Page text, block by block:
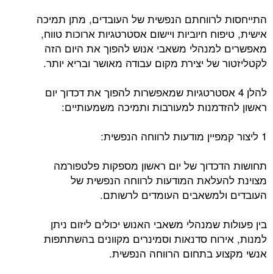
התייחסות לרווחתם הנפשית של העובדים, מתן תמיכה
אישית, טיפוח חיוביות ויישום אסטרטגיות ארוכות טווח,
מאפשרים למנהלי משאבי אנוש להפוך את היום הזה
לקטליזטור של יצירת מקום עבודה מאושר ובריא יותר.
להלן 4 אסטרטגיות שמאפשרות להפוך את דכדוך יום
ראשון להזדמנות למעורבות ותמיכה משמעותיים:
1 ליצור קמפיין מודעות לרווחה הנפשית:
תחושות הדכדוך של יום ראשון מספקות פלטפורמה
מצוינת להעלאת המודעות לרווחה הנפשית של
העובדים ולמשאבים העומדים לרשותם.
בין פעולות שמנהלי משאבי האנוש יכולים ליזום ניתן
למנות, אירוח סדנאות וסמינרים מקוונים בהשתתפות
אנשי מקצוע בתחום הרווחה הנפשית.